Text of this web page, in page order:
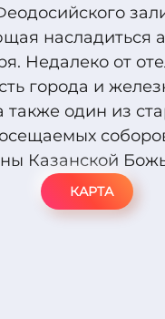
насладиться
Недалеко от
города и
также один из
Казанской
КАРТА